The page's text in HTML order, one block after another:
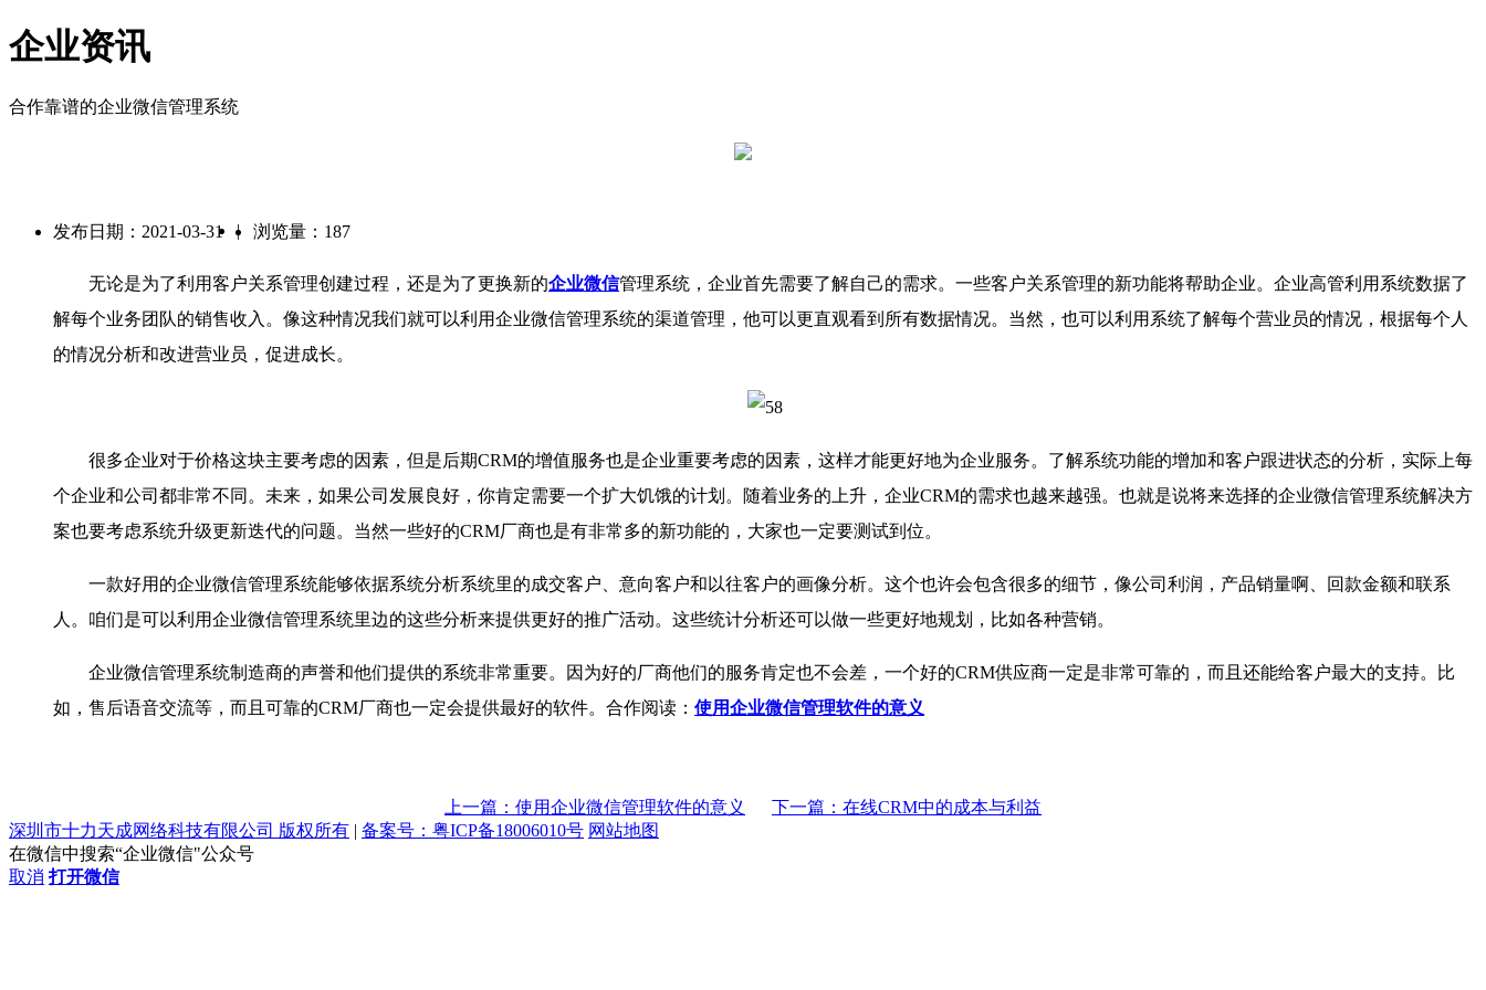
企业资讯
合作靠谱的企业微信管理系统
发布日期：2021-03-31 | 浏览量：187
无论是为了利用客户关系管理创建过程，还是为了更换新的企业微信管理系统，企业首先需要了解自己的需求。一些客户关系管理的新功能将帮助企业。企业高管利用系统数据了
解每个业务团队的销售收入。像这种情况我们就可以利用企业微信管理系统的渠道管理，他可以更直观看到所有数据情况。当然，也可以利用系统了解每个营业员的情况，根据每个人
的情况分析和改进营业员，促进成长。
很多企业对于价格这块主要考虑的因素，但是后期CRM的增值服务也是企业重要考虑的因素，这样才能更好地为企业服务。了解系统功能的增加和客户跟进状态的分析，实际上每
个企业和公司都非常不同。未来，如果公司发展良好，你肯定需要一个扩大饥饿的计划。随着业务的上升，企业CRM的需求也越来越强。也就是说将来选择的企业微信管理系统解决方
案也要考虑系统升级更新迭代的问题。当然一些好的CRM厂商也是有非常多的新功能的，大家也一定要测试到位。
一款好用的企业微信管理系统能够依据系统分析系统里的成交客户、意向客户和以往客户的画像分析。这个也许会包含很多的细节，像公司利润，产品销量啊、回款金额和联系
人。咱们是可以利用企业微信管理系统里边的这些分析来提供更好的推广活动。这些统计分析还可以做一些更好地规划，比如各种营销。
企业微信管理系统制造商的声誉和他们提供的系统非常重要。因为好的厂商他们的服务肯定也不会差，一个好的CRM供应商一定是非常可靠的，而且还能给客户最大的支持。比
如，售后语音交流等，而且可靠的CRM厂商也一定会提供最好的软件。合作阅读： 使用企业微信管理软件的意义
上一篇：使用企业微信管理软件的意义
下一篇：在线CRM中的成本与利益
深圳市十力天成网络科技有限公司 版权所有 | 备案号：粤ICP备18006010号 网站地图
在微信中搜索“企业微信"公众号
取消 打开微信